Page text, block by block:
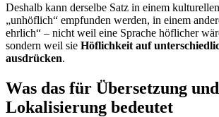
Deshalb kann derselbe Satz in einem
„unhöflich“ empfunden werden, in einem
ehrlich“ – nicht weil eine Sprache höflicher
sondern weil sie Höflichkeit auf
ausdrücken.
Was das für Übersetzung und
Lokalisierung bedeutet